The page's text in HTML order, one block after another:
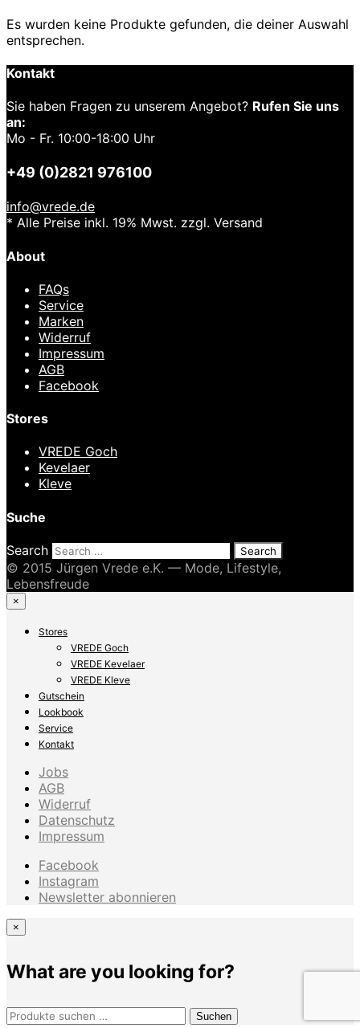
Es wurden keine Produkte gefunden, die deiner Auswahl
entsprechen.
Kontakt
Sie haben Fragen zu unserem Angebot? Rufen Sie uns
an:
Mo - Fr. 10:00-18:00 Uhr
+49 (0)2821 976100
info@vrede.de
* Alle Preise inkl. 19% Mwst. zzgl. Versand
About
FAQs
Service
Marken
Widerruf
Impressum
AGB
Facebook
Stores
VREDE Goch
Kevelaer
Kleve
Suche
Search
© 2015 Jürgen Vrede e.K. — Mode, Lifestyle,
Lebensfreude
×
Stores
VREDE Goch
VREDE Kevelaer
VREDE Kleve
Gutschein
Lookbook
Service
Kontakt
Jobs
AGB
Widerruf
Datenschutz
Impressum
Facebook
Instagram
Newsletter abonnieren
×
What are you looking for?
Suchen
Suchen